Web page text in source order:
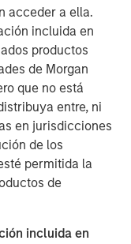
acceder a ella.
incluida en
productos
de Morgan
que no está
entre, ni
en jurisdicciones
de los
permitida la
de
incluida en
Narotam,
Real Estate
Metra Living, a
most
This investment
growth of the UK
demand for
We look forward
and